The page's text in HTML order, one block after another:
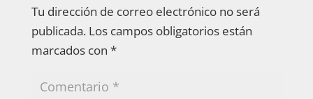
Tu dirección de correo electrónico no será
publicada. Los campos obligatorios están
marcados con *